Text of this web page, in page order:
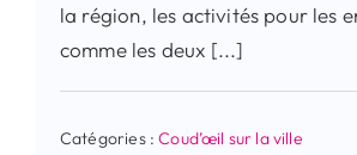
la région, les activités pour les
comme les deux [...]
Catégories :Coud’œil sur la ville